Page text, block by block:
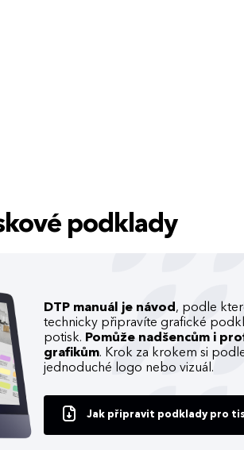
podklady
DTP manuál je návod , podle
technicky připravíte grafické
potisk. Pomůže nadšencům i
grafikům. Krok za krokem si
jednoduché logo nebo vizuál.
Jak připravit podklady pro